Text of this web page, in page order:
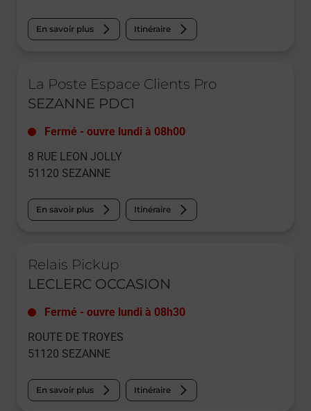
En savoir plus Itinéraire
La Poste Espace Clients Pro
SEZANNE PDC1
Fermé - ouvre lundi à 08h00
8 RUE LEON JOLLY
51120 SEZANNE
En savoir plus Itinéraire
Relais Pickup
LECLERC OCCASION
Fermé - ouvre lundi à 08h30
ROUTE DE TROYES
51120 SEZANNE
En savoir plus Itinéraire